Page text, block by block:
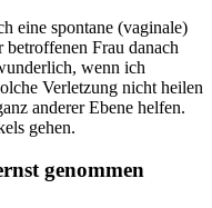
eine spontane (vaginale)
Frau danach
wenn ich
Verletzung nicht heilen
anderer Ebene helfen.
gehen.
genommen